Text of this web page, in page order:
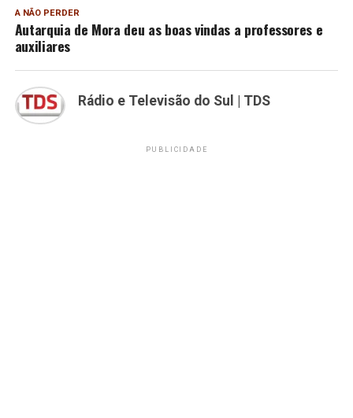
A NÃO PERDER
Autarquia de Mora deu as boas vindas a professores e
auxiliares
Rádio e Televisão do Sul | TDS
PUBLICIDADE